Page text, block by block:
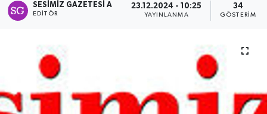
SESIMIZ GAZETESI A
EDITÖR
23.12.2024 - 10:25
YAYINLANMA
34
GÖSTERIM
Politika
Sağlık
Spor
Son Dakika Haberleri
Haber Arşivi